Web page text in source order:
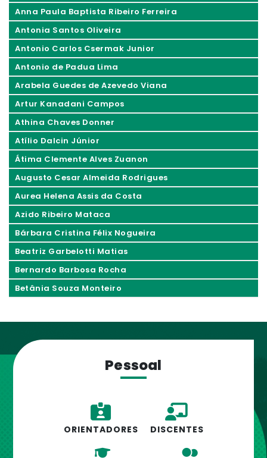
Anna Paula Baptista Ribeiro Ferreira
Antonia Santos Oliveira
Antonio Carlos Csermak Junior
Antonio de Padua Lima
Arabela Guedes de Azevedo Viana
Artur Kanadani Campos
Athina Chaves Donner
Atílio Dalcin Júnior
Átima Clemente Alves Zuanon
Augusto Cesar Almeida Rodrigues
Aurea Helena Assis da Costa
Azido Ribeiro Mataca
Bárbara Cristina Félix Nogueira
Beatriz Garbelotti Matias
Bernardo Barbosa Rocha
Betânia Souza Monteiro
Pessoal
ORIENTADORES DISCENTES